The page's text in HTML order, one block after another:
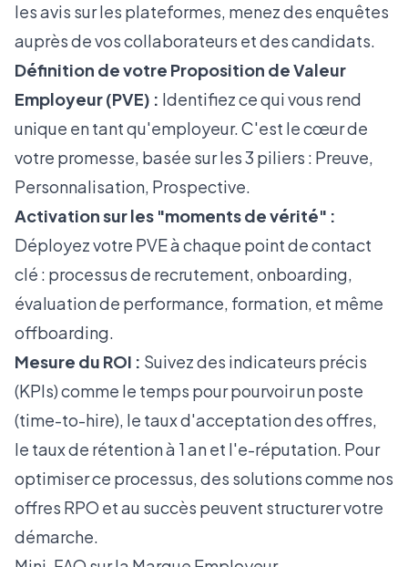
les avis sur les plateformes, menez des enquêtes
auprès de vos collaborateurs et des candidats.
Définition de votre Proposition de Valeur
Employeur (PVE) : Identifiez ce qui vous rend
unique en tant qu'employeur. C'est le cœur de
votre promesse, basée sur les 3 piliers : Preuve,
Personnalisation, Prospective.
Activation sur les "moments de vérité" :
Déployez votre PVE à chaque point de contact
clé : processus de recrutement, onboarding,
évaluation de performance, formation, et même
offboarding.
Mesure du ROI : Suivez des indicateurs précis
(KPIs) comme le temps pour pourvoir un poste
(time-to-hire), le taux d'acceptation des offres,
le taux de rétention à 1 an et l'e-réputation. Pour
optimiser ce processus, des solutions comme nos
offres RPO et au succès peuvent structurer votre
démarche.